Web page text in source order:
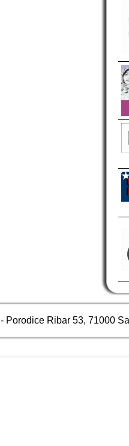
- Porodice Ribar 53, 71000